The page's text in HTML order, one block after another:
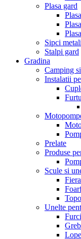
Plasa gard
Sipci
Stalpi gard
Gradina
Camping
Instalatii
Prelate
Produse
Scule si
Unelte
Furci